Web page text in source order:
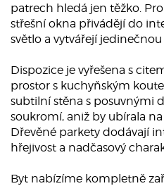
patrech hledá jen těžko.
střešní okna přivádějí do
světlo a vytvářejí jedinečnou
Dispozice je vyřešena s
prostor s kuchyňským
subtilní stěna s posuvnými
soukromí, aniž by ubírala na
Dřevěné parkety dodávají
hřejivost a nadčasový
Byt nabízíme kompletně